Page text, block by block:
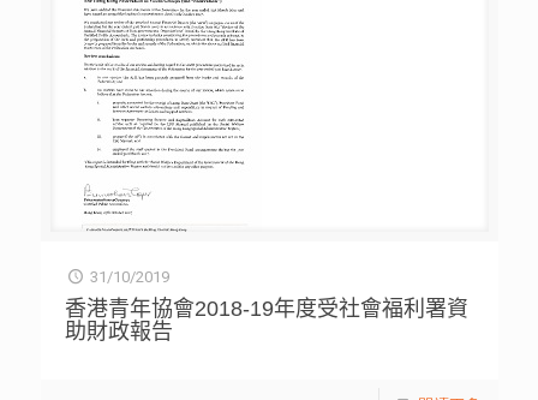
31/10/2019
香港青年協會2018-19年度受社會福利署資
助財政報告